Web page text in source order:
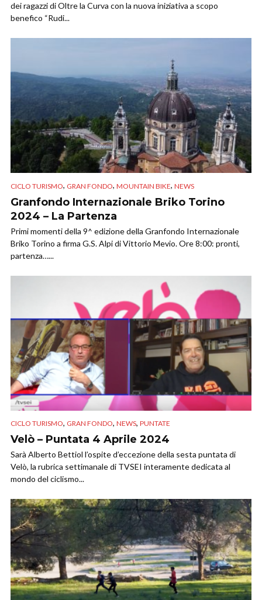
dei ragazzi di Oltre la Curva con la nuova iniziativa a scopo
benefico “Rudi...
CICLO TURISMO, GRAN FONDO, MOUNTAIN BIKE, NEWS
Granfondo Internazionale Briko Torino
2024 – La Partenza
Primi momenti della 9^ edizione della Granfondo Internazionale
Briko Torino a firma G.S. Alpi di Vittorio Mevio. Ore 8:00: pronti,
partenza…...
CICLO TURISMO, GRAN FONDO, NEWS, PUNTATE
Velò – Puntata 4 Aprile 2024
Sarà Alberto Bettiol l’ospite d’eccezione della sesta puntata di
Velò, la rubrica settimanale di TVSEI interamente dedicata al
mondo del ciclismo...